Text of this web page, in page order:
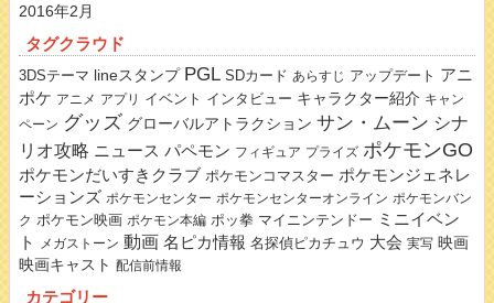
2016年2月
タグクラウド
3DSテーマ lineスタンプ PGL SDカード あらすじ アップデート アニ
ポケ アニメ アプリ イベント インタビュー キャラクター紹介 キャン
ペーン グッズ グローバルアトラクション サン・ムーン シナ
リオ攻略 ニュース パペモン フィギュア プライズ ポケモンGO
ポケモンだいすきクラブ ポケモンコマスター ポケモンジェネレ
ーションズ ポケモンセンター ポケモンセンターオンライン ポケモンバン
ク ポケモン映画 ポケモン本編 ポッ拳 マイニンテンドー ミニイベン
ト
メガストーン 動画 名ピカ情報 名探偵ピカチュウ 大会 実写 映画
映画キャスト 配信前情報
カテゴリー